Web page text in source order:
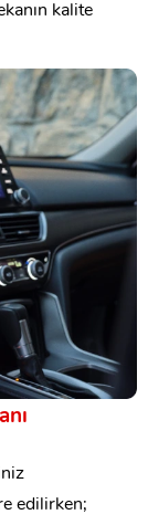
kalite
edilirken;